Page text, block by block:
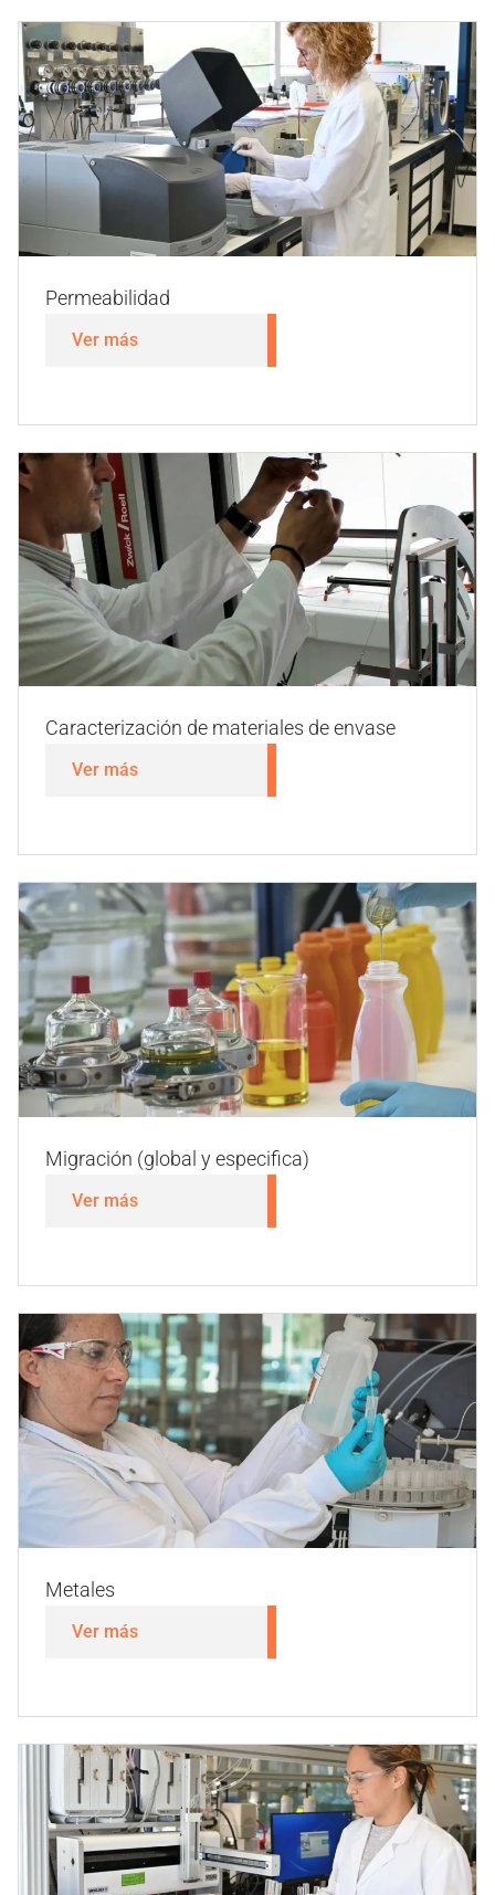
Aptitud para contacto alimentario (FCM)
Ver más
Permeabilidad
Ver más
Caracterización de materiales de envase
Ver más
Migración (global y especifica)
Ver más